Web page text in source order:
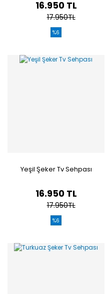
16.950 TL
17.950TL
%6
Yeşil Şeker Tv Sehpası
16.950 TL
17.950TL
%6